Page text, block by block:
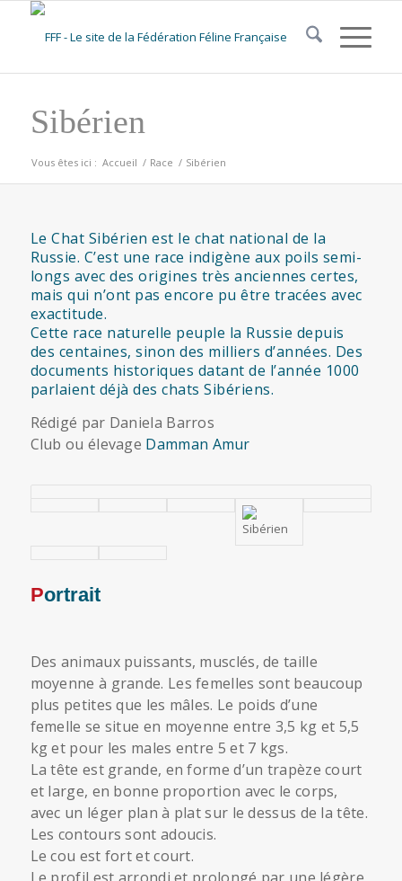
Sibérien
Vous êtes ici : Accueil / Race / Sibérien
Le Chat Sibérien est le chat national de la
Russie. C’est une race indigène aux poils semi-
longs avec des origines très anciennes certes,
mais qui n’ont pas encore pu être tracées avec
exactitude.
Cette race naturelle peuple la Russie depuis
des centaines, sinon des milliers d’années. Des
documents historiques datant de l’année 1000
parlaient déjà des chats Sibériens.
Rédigé par Daniela Barros
Club ou élevage Damman Amur
Portrait
Des animaux puissants, musclés, de taille
moyenne à grande. Les femelles sont beaucoup
plus petites que les mâles. Le poids d’une
femelle se situe en moyenne entre 3,5 kg et 5,5
kg et pour les males entre 5 et 7 kgs.
La tête est grande, en forme d’un trapèze court
et large, en bonne proportion avec le corps,
avec un léger plan à plat sur le dessus de la tête.
Les contours sont adoucis.
Le cou est fort et court.